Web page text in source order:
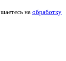
на обработку